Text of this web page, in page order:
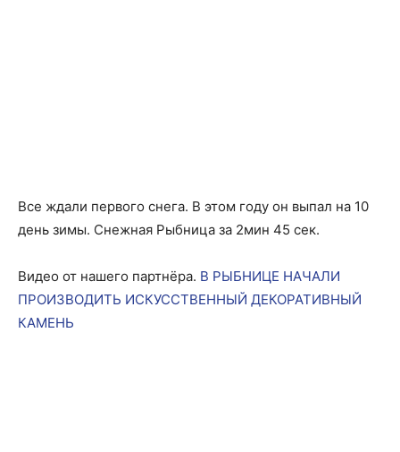
Все ждали первого снега. В этом году он выпал на 10
день зимы. Снежная Рыбница за 2мин 45 сек.
Видео от нашего партнёра. В РЫБНИЦЕ НАЧАЛИ
ПРОИЗВОДИТЬ ИСКУССТВЕННЫЙ ДЕКОРАТИВНЫЙ
КАМЕНЬ